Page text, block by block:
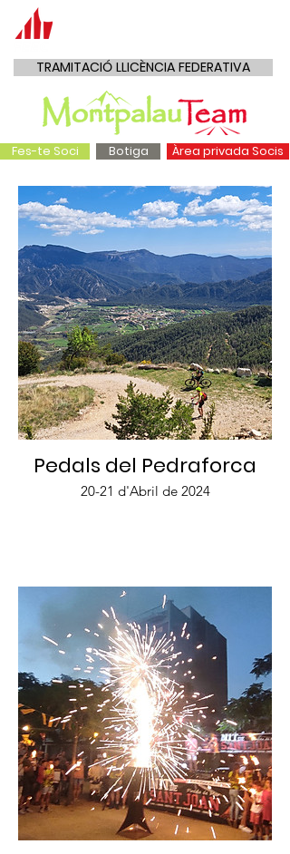
Fes-te Soci Botiga Àrea privada Socis
TRAMITACIÓ LLICÈNCIA FEDERATIVA
Pedals del Pedraforca
20-21 d'Abril de 2024